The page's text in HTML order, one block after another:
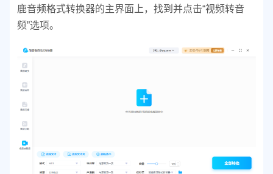
鹿音频格式转换器的主界面上，找到并点击“视频转音
频”选项。